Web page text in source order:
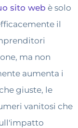
sito web è solo
il
ma non
aumenta i
giuste, le
vanitosi che